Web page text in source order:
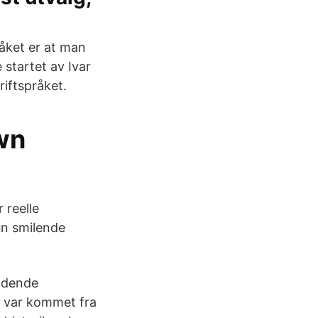
er at man
startet av Ivar
reelle
smilende
kommet fra